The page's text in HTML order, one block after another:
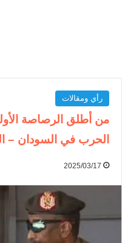
رأي ومقالات
من أطلق الرصاصة
الحرب في السودان –
2025/03/17